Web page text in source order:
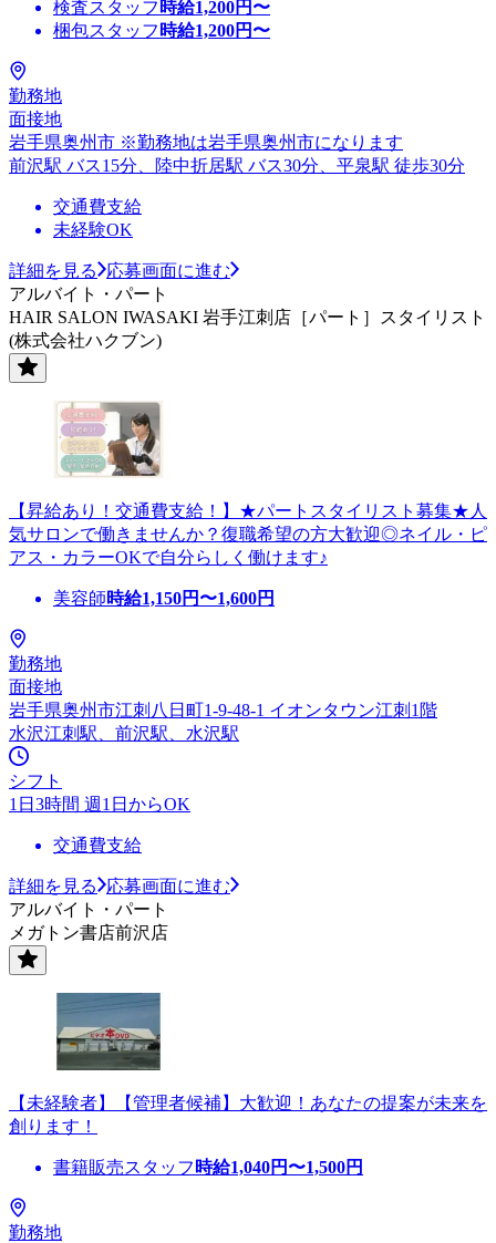
検査スタッフ 時給1,200円〜
梱包スタッフ 時給1,200円〜
勤務地
面接地
岩手県奥州市 ※勤務地は岩手県奥州市になります
前沢駅 バス15分、陸中折居駅 バス30分、平泉駅 徒歩30分
交通費支給
未経験OK
詳細を見る
応募画面に進む
アルバイト・パート
HAIR SALON IWASAKI 岩手江刺店［パート］スタイリスト
(株式会社ハクブン)
【昇給あり！交通費支給！】★パートスタイリスト募集★人
気サロンで働きませんか？復職希望の方大歓迎◎ネイル・ピ
アス・カラーOKで自分らしく働けます♪
美容師時給1,150円〜1,600円
勤務地
面接地
岩手県奥州市江刺八日町1-9-48-1 イオンタウン江刺1階
水沢江刺駅、前沢駅、水沢駅
シフト
1日3時間 週1日からOK
交通費支給
詳細を見る
応募画面に進む
アルバイト・パート
メガトン書店前沢店
【未経験者】【管理者候補】大歓迎！あなたの提案が未来を
創ります！
書籍販売スタッフ 時給1,040円〜1,500円
勤務地